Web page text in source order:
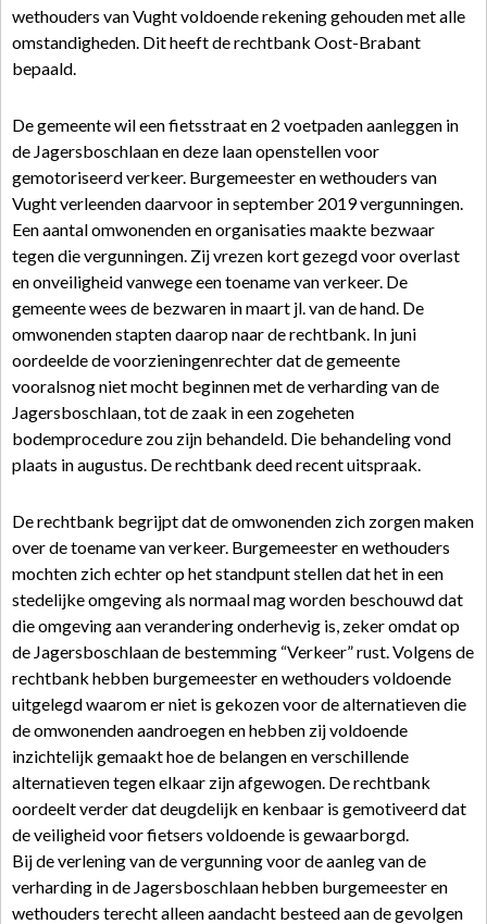
wethouders van Vught voldoende rekening gehouden met alle
omstandigheden. Dit heeft de rechtbank Oost-Brabant
bepaald.
De gemeente wil een fietsstraat en 2 voetpaden aanleggen in
de Jagersboschlaan en deze laan openstellen voor
gemotoriseerd verkeer. Burgemeester en wethouders van
Vught verleenden daarvoor in september 2019 vergunningen.
Een aantal omwonenden en organisaties maakte bezwaar
tegen die vergunningen. Zij vrezen kort gezegd voor overlast
en onveiligheid vanwege een toename van verkeer. De
gemeente wees de bezwaren in maart jl. van de hand. De
omwonenden stapten daarop naar de rechtbank. In juni
oordeelde de voorzieningenrechter dat de gemeente
vooralsnog niet mocht beginnen met de verharding van de
Jagersboschlaan, tot de zaak in een zogeheten
bodemprocedure zou zijn behandeld. Die behandeling vond
plaats in augustus. De rechtbank deed recent uitspraak.
De rechtbank begrijpt dat de omwonenden zich zorgen maken
over de toename van verkeer. Burgemeester en wethouders
mochten zich echter op het standpunt stellen dat het in een
stedelijke omgeving als normaal mag worden beschouwd dat
die omgeving aan verandering onderhevig is, zeker omdat op
de Jagersboschlaan de bestemming “Verkeer” rust. Volgens de
rechtbank hebben burgemeester en wethouders voldoende
uitgelegd waarom er niet is gekozen voor de alternatieven die
de omwonenden aandroegen en hebben zij voldoende
inzichtelijk gemaakt hoe de belangen en verschillende
alternatieven tegen elkaar zijn afgewogen. De rechtbank
oordeelt verder dat deugdelijk en kenbaar is gemotiveerd dat
de veiligheid voor fietsers voldoende is gewaarborgd.
Bij de verlening van de vergunning voor de aanleg van de
verharding in de Jagersboschlaan hebben burgemeester en
wethouders terecht alleen aandacht besteed aan de gevolgen